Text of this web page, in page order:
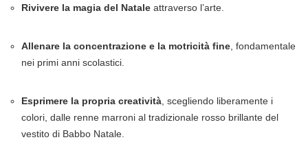
Rivivere la magia del Natale attraverso l’arte.
Allenare la concentrazione e la motricità fine , fondamentale
nei primi anni scolastici.
Esprimere la propria creatività , scegliendo liberamente i
colori, dalle renne marroni al tradizionale rosso brillante del
vestito di Babbo Natale.